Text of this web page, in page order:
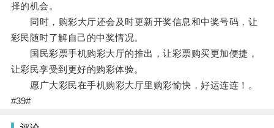
择的机会。
同时，购彩大厅还会及时更新开奖信息和中奖号码，让
彩民随时了解自己的中奖情况。
国民彩票手机购彩大厅的推出，让彩票购买更加便捷，
让彩民享受到更好的购彩体验。
愿广大彩民在手机购彩大厅里购彩愉快，好运连连！。
#39#